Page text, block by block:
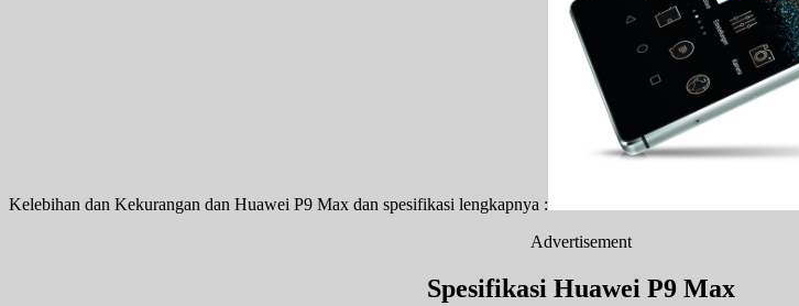
Kelebihan dan Kekurangan dan Huawei P9 Max dan spesifikasi lengkapnya :
Advertisement
Spesifikasi Huawei P9 Max